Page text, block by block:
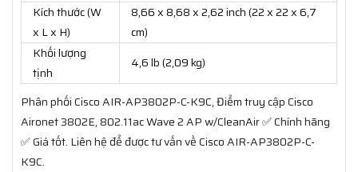
Kích thước (W
x L x H)
8,66 x 8,68 x 2,62 inch (22 x 22 x 6,7
cm)
Khối lượng
tịnh
4,6 lb (2,09 kg)
Phân phối Cisco AIR-AP3802P-C-K9C, Điểm truy cập Cisco
Aironet 3802E, 802.11ac Wave 2 AP w/CleanAir ✅ Chính hãng
✅ Giá tốt. Liên hệ để được tư vấn về Cisco AIR-AP3802P-C-
K9C.